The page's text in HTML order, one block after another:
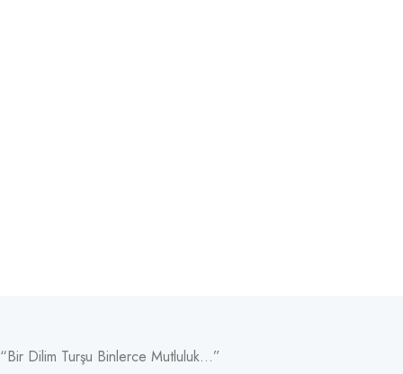
“Bir Dilim Turşu Binlerce Mutluluk…”